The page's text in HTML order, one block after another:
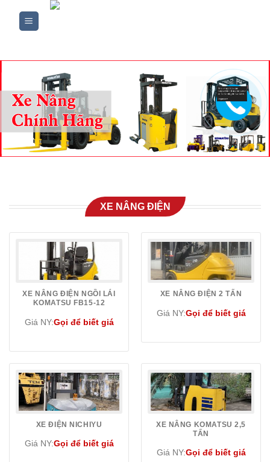
XE NÂNG ĐIỆN
XE NÂNG ĐIỆN NGỒI LÁI
KOMATSU FB15-12
Giá NY:Gọi để biết giá
XE NÂNG ĐIỆN 2 TẤN
Giá NY:Gọi để biết giá
XE ĐIỆN NICHIYU
Giá NY:Gọi để biết giá
XE NÂNG KOMATSU 2,5
TẤN
Giá NY:Gọi để biết giá